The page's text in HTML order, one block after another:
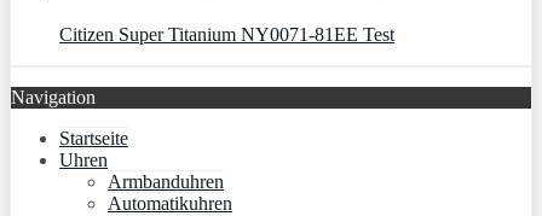
Citizen Super Titanium NY0071-81EE Test
Navigation
Startseite
Uhren
Armbanduhren
Automatikuhren